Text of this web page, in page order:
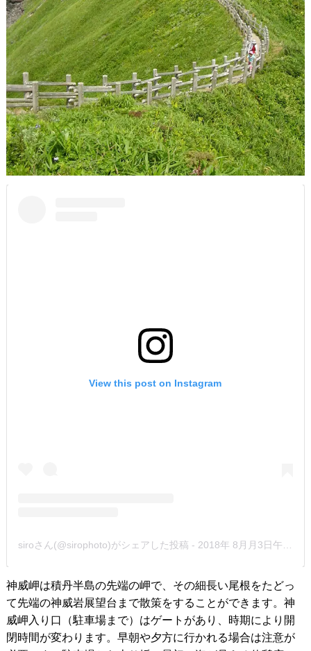
View this post on Instagram
siroさん(@sirophoto)がシェアした投稿 - 2018年 8月月3日午後4時26分PDT
神威岬は積丹半島の先端の岬で、その細長い尾根をたどっ
て先端の神威岩展望台まで散策をすることができます。神
威岬入り口（駐車場まで）はゲートがあり、時期により開
閉時間が変わります。早朝や夕方に行かれる場合は注意が